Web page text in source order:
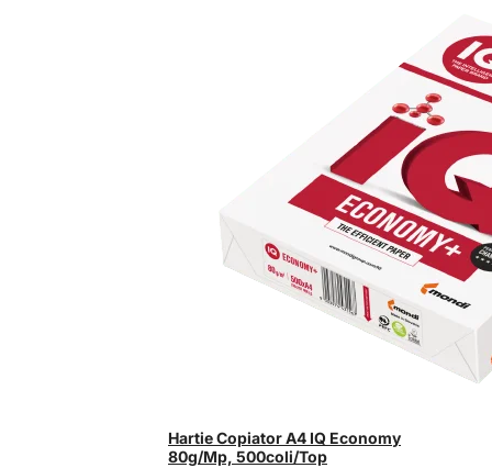
Hartie Copiator A4 IQ Economy
80g/mp, 500coli/top